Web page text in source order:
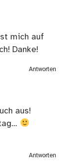
mich auf
Danke!
Antworten
aus!
Antworten